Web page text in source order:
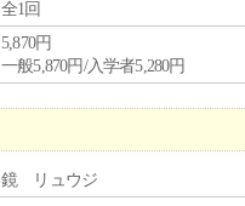
全1回
5,870円
一般5,870円/入学者5,280円
鏡 リュウジ